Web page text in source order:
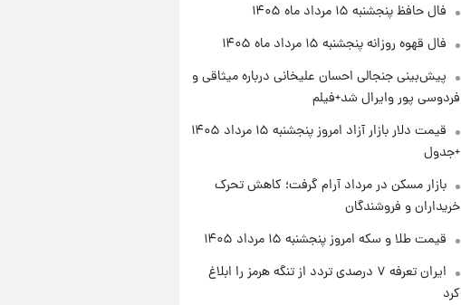
فال حافظ پنجشنبه ۱۵ مرداد ماه ۱۴۰۵
فال قهوه روزانه پنجشنبه ۱۵ مرداد ماه ۱۴۰۵
پیش‌بینی جنجالی احسان علیخانی درباره میثاقی و
فردوسی پور وایرال شد+فیلم
قیمت دلار بازار آزاد امروز پنجشنبه ۱۵ مرداد ۱۴۰۵
+جدول
بازار مسکن در مرداد آرام گرفت؛ کاهش تحرک
خریداران و فروشندگان
قیمت طلا و سکه امروز پنجشنبه ۱۵ مرداد ۱۴۰۵
ایران تعرفه ۷ درصدی تردد از تنگه هرمز را ابلاغ
کرد